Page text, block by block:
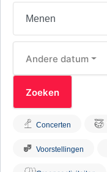
Andere datum
Concerten
Voorstellingen